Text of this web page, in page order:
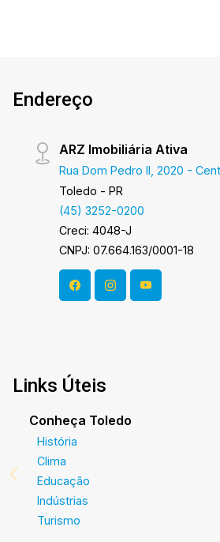
Endereço
ARZ Imobiliária Ativa
Rua Dom Pedro II, 2020 -
Toledo - PR
(45) 3252-0200
Creci: 4048-J
CNPJ: 07.664.163/0001-18
Links Úteis
Conheça Toledo
História
Clima
Educação
Indústrias
Turismo